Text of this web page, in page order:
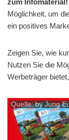
zum Infomaterial!
Möglichkeit, um
ein positives
Zeigen Sie, wie
Nutzen Sie die
Werbeträger
Quelle: by Jung